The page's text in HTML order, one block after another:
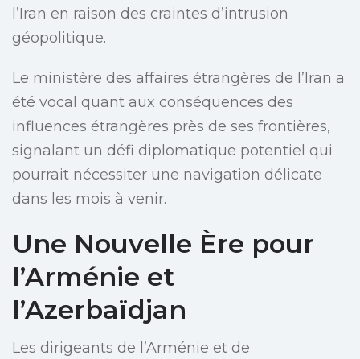
l’Iran en raison des craintes d’intrusion
géopolitique.
Le ministère des affaires étrangères de l’Iran a
été vocal quant aux conséquences des
influences étrangères près de ses frontières,
signalant un défi diplomatique potentiel qui
pourrait nécessiter une navigation délicate
dans les mois à venir.
Une Nouvelle Ère pour
l’Arménie et
l’Azerbaïdjan
Les dirigeants de l’Arménie et de